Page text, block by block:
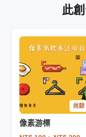
此
尚餘
像素游標